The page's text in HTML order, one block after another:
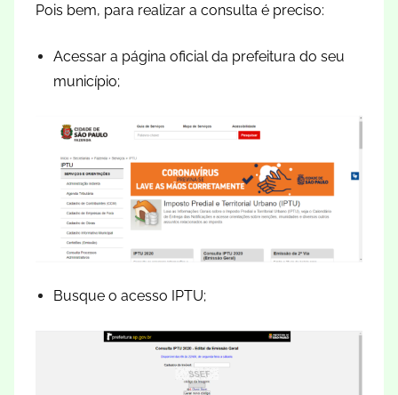
Pois bem, para realizar a consulta é preciso:
Acessar a página oficial da prefeitura do seu
município;
Busque o acesso IPTU;